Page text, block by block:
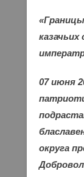
казачьих
07 июня
округа